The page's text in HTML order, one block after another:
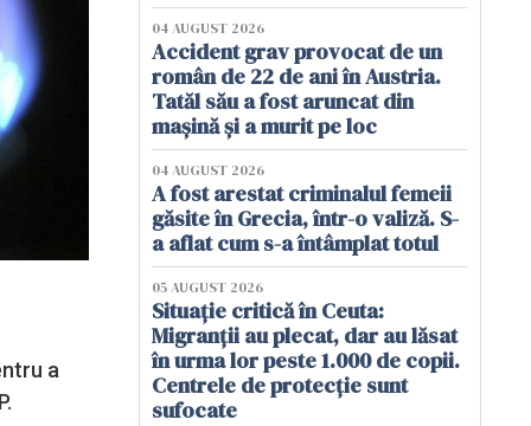
a
04 AUGUST 2026
Accident grav provocat de un
român de 22 de ani în Austria.
Tatăl său a fost aruncat din
mașină și a murit pe loc
04 AUGUST 2026
A fost arestat criminalul femeii
găsite în Grecia, într-o valiză. S-
a aflat cum s-a întâmplat totul
05 AUGUST 2026
Situație critică în Ceuta:
Migranții au plecat, dar au lăsat
în urma lor peste 1.000 de copii.
Centrele de protecție sunt
sufocate